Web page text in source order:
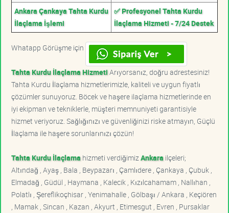
Ankara Çankaya Tahta Kurdu
İlaçlama İşlemi
✅ Profesyonel Tahta Kurdu
İlaçlama Hizmeti - 7/24 Destek
Whatapp Görüşme için
Tahta Kurdu İlaçlama HizmetiArıyorsanız, doğru adrestesiniz!
Tahta Kurdu İlaçlama hizmetlerimizle, kaliteli ve uygun fiyatlı
çözümler sunuyoruz. Böcek ve haşere ilaçlama hizmetlerinde en
iyi ekipman ve tekniklerle, müşteri memnuniyeti garantisiyle
hizmet veriyoruz. Sağlığınızı ve güvenliğinizi riske atmayın, Güçlü
İlaçlama ile haşere sorunlarınızı çözün!
Tahta Kurdu İlaçlama hizmeti verdiğimiz Ankara ilçeleri;
Altındağ , Ayaş , Bala , Beypazarı , Çamlıdere , Çankaya , Çubuk ,
Elmadağ , Güdül , Haymana , Kalecik , Kızılcahamam , Nallıhan ,
Polatlı , Şereflikoçhisar , Yenimahalle , Gölbaşı / Ankara , Keçiören
, Mamak , Sincan , Kazan , Akyurt , Etimesgut , Evren , Pursaklar